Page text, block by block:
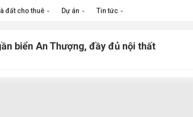
đất cho thuê Dự án Tin tức
biển An Thượng, đầy đủ nội thất